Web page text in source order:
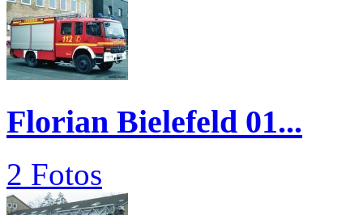
Florian Bielefeld 01...
2 Fotos